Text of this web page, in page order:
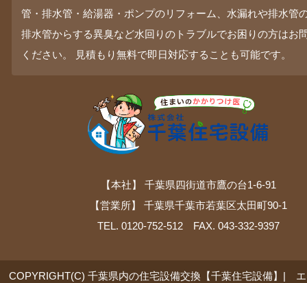
管・排水管・給湯器・ポンプのリフォーム、水漏れや排水管
排水管からする異臭など水回りのトラブルでお困りの方はお
ください。 見積もり無料で即日対応することも可能です。
【本社】 千葉県四街道市鷹の台1-6-91
【営業所】 千葉県千葉市若葉区太田町90-1
TEL. 0120-752-512 FAX. 043-332-9397
COPYRIGHT(C) 千葉県内の住宅設備交換【千葉住宅設備】|